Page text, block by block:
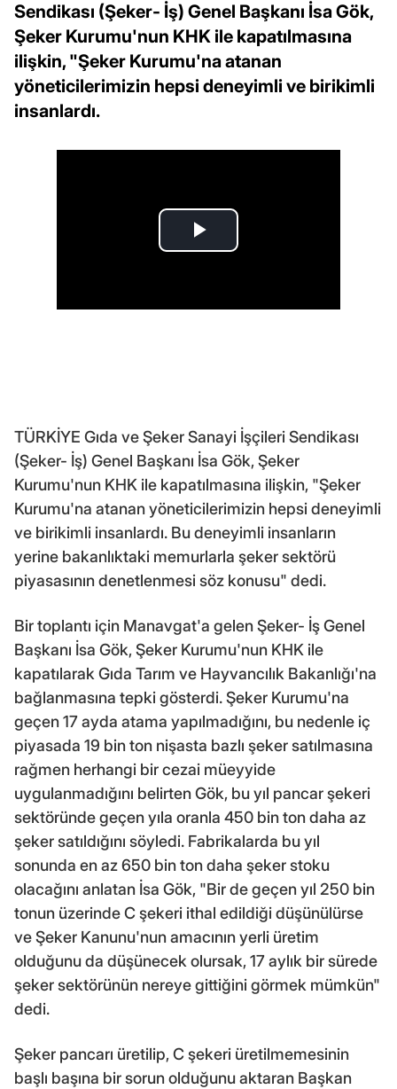
Sendikası (Şeker- İş) Genel Başkanı İsa Gök,
Şeker Kurumu'nun KHK ile kapatılmasına
ilişkin, "Şeker Kurumu'na atanan
yöneticilerimizin hepsi deneyimli ve birikimli
insanlardı.
TÜRKİYE Gıda ve Şeker Sanayi İşçileri Sendikası
(Şeker- İş) Genel Başkanı İsa Gök, Şeker
Kurumu'nun KHK ile kapatılmasına ilişkin, "Şeker
Kurumu'na atanan yöneticilerimizin hepsi deneyimli
ve birikimli insanlardı. Bu deneyimli insanların
yerine bakanlıktaki memurlarla şeker sektörü
piyasasının denetlenmesi söz konusu" dedi.
Bir toplantı için Manavgat'a gelen Şeker- İş Genel
Başkanı İsa Gök, Şeker Kurumu'nun KHK ile
kapatılarak Gıda Tarım ve Hayvancılık Bakanlığı'na
bağlanmasına tepki gösterdi. Şeker Kurumu'na
geçen 17 ayda atama yapılmadığını, bu nedenle iç
piyasada 19 bin ton nişasta bazlı şeker satılmasına
rağmen herhangi bir cezai müeyyide
uygulanmadığını belirten Gök, bu yıl pancar şekeri
sektöründe geçen yıla oranla 450 bin ton daha az
şeker satıldığını söyledi. Fabrikalarda bu yıl
sonunda en az 650 bin ton daha şeker stoku
olacağını anlatan İsa Gök, "Bir de geçen yıl 250 bin
tonun üzerinde C şekeri ithal edildiği düşünülürse
ve Şeker Kanunu'nun amacının yerli üretim
olduğunu da düşünecek olursak, 17 aylık bir sürede
şeker sektörünün nereye gittiğini görmek mümkün"
dedi.
Şeker pancarı üretilip, C şekeri üretilmemesinin
başlı başına bir sorun olduğunu aktaran Başkan